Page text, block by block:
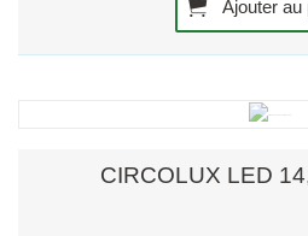
Ajouter au
CIRCOLUX LED